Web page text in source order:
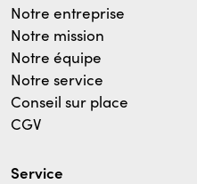
Notre entreprise
Notre mission
Notre équipe
Notre service
Conseil sur place
CGV
Service